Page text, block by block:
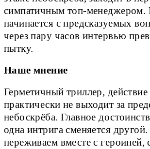
симпатичным топ-менеджером.
начинается с предсказуемых
через пару часов интервью
пытку.
Наше мнение
Герметичный триллер, действие
практически не выходит за
небоскрёба. Главное
одна интрига сменяется
переживаем вместе с героиней,